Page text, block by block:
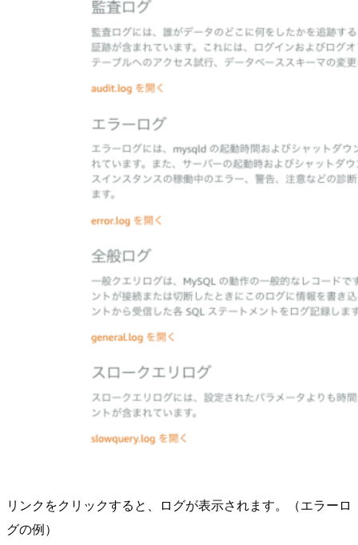
リンクをクリックすると、ログが表示されます。（エラーロ
グの例）